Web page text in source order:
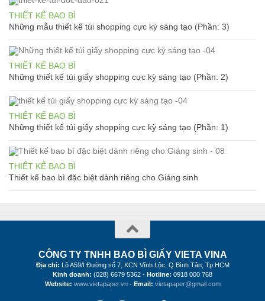
THIẾT KẾ BAO BÌ
Những mẫu thiết kế túi shopping cực kỳ sáng tạo (Phần: 3)
THIẾT KẾ BAO BÌ
Những thiết kế túi giấy shopping cực kỳ sáng tạo (Phần: 2)
THIẾT KẾ BAO BÌ
Những thiết kế túi giấy shopping cực kỳ sáng tạo (Phần: 1)
THIẾT KẾ BAO BÌ
Thiết kế bao bì đặc biệt dành riêng cho Giáng sinh
CÔNG TY TNHH BAO BÌ GIẤY VIETA VINA
Địa chỉ: Lô A59/I Đường số 7, KCN Vĩnh Lộc, Q.Bình Tân, Tp.HCM
Kinh doanh: (028) 6679 5362 - Hotline: 0918 000 768
Website: www.vietapaper.vn- Email: vietapaper@gmail.com